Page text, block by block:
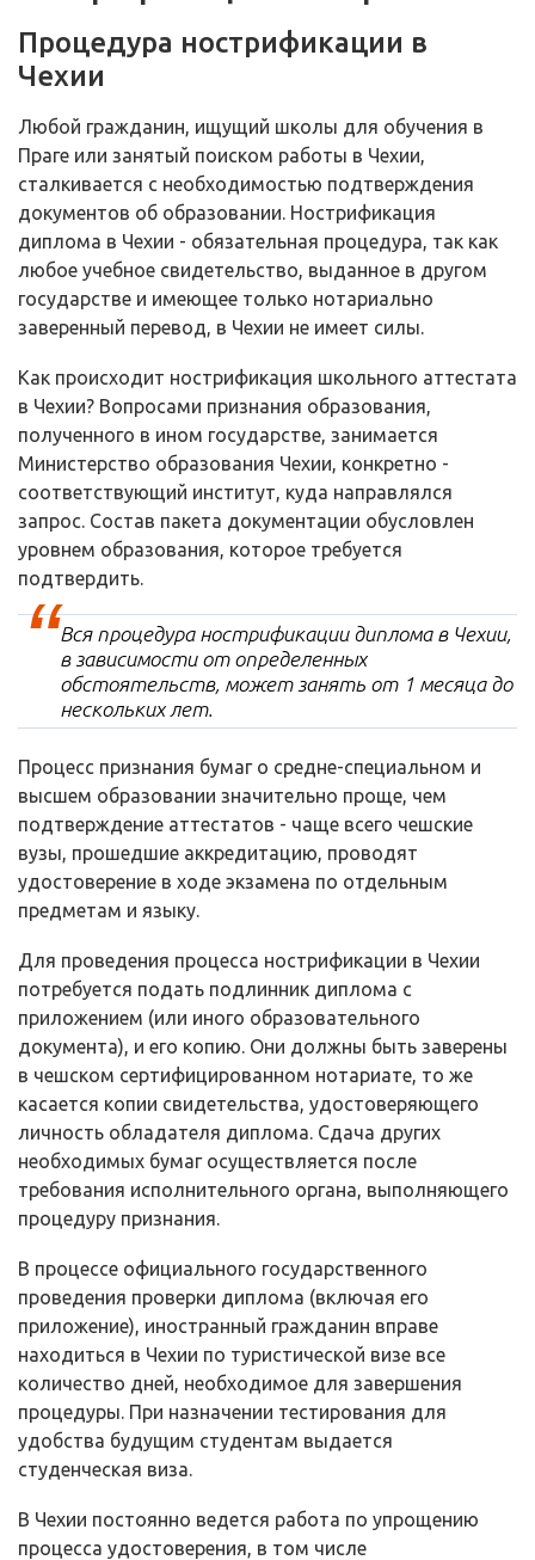
Процедура нострификации в
Чехии
Любой гражданин, ищущий школы для обучения в
Праге или занятый поиском работы в Чехии,
сталкивается с необходимостью подтверждения
документов об образовании. Нострификация
диплома в Чехии - обязательная процедура, так как
любое учебное свидетельство, выданное в другом
государстве и имеющее только нотариально
заверенный перевод, в Чехии не имеет силы.
Как происходит нострификация школьного аттестата
в Чехии? Вопросами признания образования,
полученного в ином государстве, занимается
Министерство образования Чехии, конкретно -
соответствующий институт, куда направлялся
запрос. Состав пакета документации обусловлен
уровнем образования, которое требуется
подтвердить.
Вся процедура нострификации диплома в Чехии,
в зависимости от определенных
обстоятельств, может занять от 1 месяца до
нескольких лет.
Процесс признания бумаг о средне-специальном и
высшем образовании значительно проще, чем
подтверждение аттестатов - чаще всего чешские
вузы, прошедшие аккредитацию, проводят
удостоверение в ходе экзамена по отдельным
предметам и языку.
Для проведения процесса нострификации в Чехии
потребуется подать подлинник диплома с
приложением (или иного образовательного
документа), и его копию. Они должны быть заверены
в чешском сертифицированном нотариате, то же
касается копии свидетельства, удостоверяющего
личность обладателя диплома. Сдача других
необходимых бумаг осуществляется после
требования исполнительного органа, выполняющего
процедуру признания.
В процессе официального государственного
проведения проверки диплома (включая его
приложение), иностранный гражданин вправе
находиться в Чехии по туристической визе все
количество дней, необходимое для завершения
процедуры. При назначении тестирования для
удобства будущим студентам выдается
студенческая виза.
В Чехии постоянно ведется работа по упрощению
процесса удостоверения, в том числе